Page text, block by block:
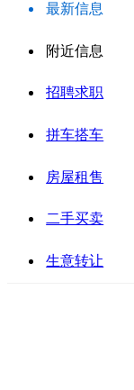
最新信息
附近信息
招聘求职
拼车搭车
房屋租售
二手买卖
生意转让